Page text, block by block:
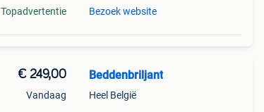
Topadvertentie Bezoek website
€ 249,00
Vandaag
Beddenbriljant
Heel België